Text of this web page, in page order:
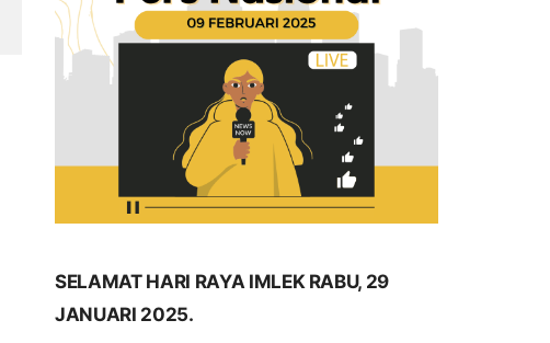
SELAMAT HARI RAYA IMLEK RABU, 29
JANUARI 2025.